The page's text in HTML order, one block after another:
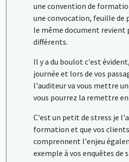
une convention de
une convocation, feuille de
le même document revient
différents.
Il y a du boulot c'est
journée et lors de vos
l'auditeur va vous mettre
vous pourrez la remettre
C'est un petit de stress je
formation et que vos
comprennent l'enjeu
exemple à vos enquêtes de